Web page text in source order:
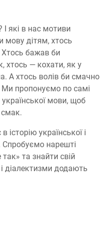
які в нас мотиви
мову дітям, хтось
Хтось бажав би
хтось — кохати, як у
А хтось волів би смачно
пропонуємо по самі
мови, щоб
смак.
української і
Спробуємо нарешті
та знайти свій
діалектизми додають